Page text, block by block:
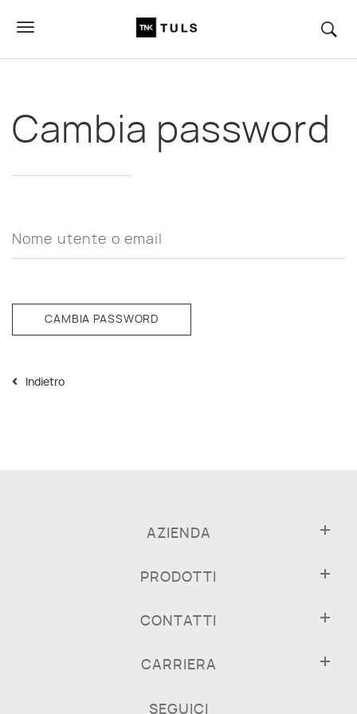
Cambia password
Nome utente o email
CAMBIA PASSWORD
Indietro
AZIENDA
PRODOTTI
CONTATTI
CARRIERA
SEGUICI